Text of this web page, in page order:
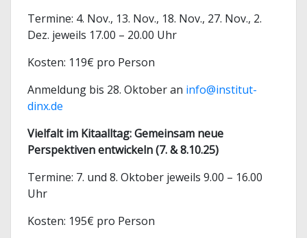
Termine: 4. Nov., 13. Nov., 18. Nov., 27. Nov., 2.
Dez. jeweils 17.00 – 20.00 Uhr
Kosten: 119€ pro Person
Anmeldung bis 28. Oktober an info@institut-
dinx.de
Vielfalt im Kitaalltag: Gemeinsam neue
Perspektiven entwickeln (7. & 8.10.25)
Termine: 7. und 8. Oktober jeweils 9.00 – 16.00
Uhr
Kosten: 195€ pro Person